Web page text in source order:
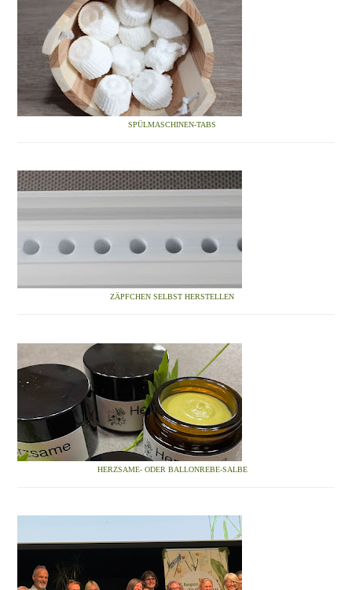
SPÜLMASCHINEN-TABS
ZÄPFCHEN SELBST HERSTELLEN
HERZSAME- ODER BALLONREBE-SALBE